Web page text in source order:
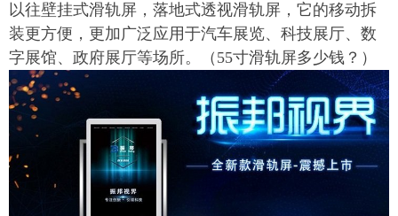
以往壁挂式滑轨屏，落地式透视滑轨屏，它的移动拆
装更方便，更加 广泛应用于汽车展览、科技展厅、数
字展馆、政府展厅等场所。（55寸滑轨屏多少钱？ ）